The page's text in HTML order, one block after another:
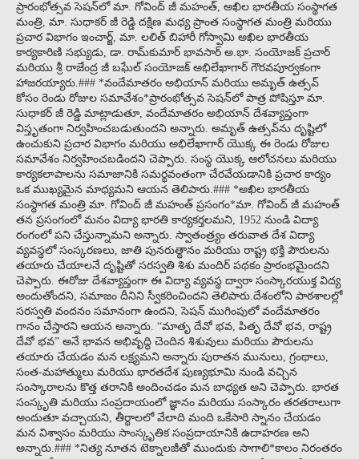
ప్రారంభోత్సవ సెషన్‌లో మా. గోవింద్ జీ మహంత్, అఖిల భారతీయ సంస్థాగత
మంత్రి, మా. సుధాకర్ జీ రెడ్డి దక్షిణ మధ్య ప్రాంత సంస్థాగత మంత్రి మరియు
ప్రచార విభాగం ఇంచార్జ్, మా. లలిత్ బిహారీ గోస్వామి అఖిల భారతీయ
కార్యకారిణి సభ్యుడు, డా. రామ్‌కుమార్ భావసార్ అ.భా. సంయోజక్ ప్రచార్
మరియు శ్రీ రాజేంద్ర జీ బఘేల్ సంయోజక్ అభిలేఖాగార్ గౌరవపూర్వకంగా
హాజరయ్యారు.### *వందేమాతరం అభియాన్ మరియు అమృత్ ఉత్సవ్
కోసం రెండు రోజుల సమావేశం*ప్రారంభోత్సవ సెషన్‌లో పాత్ర పోషిస్తూ మా.
సుధాకర్ జీ రెడ్డి మాట్లాడుతూ, వందేమాతరం అభియాన్ దేశవ్యాప్తంగా
విస్తృతంగా నిర్వహించబడుతుందని అన్నారు. అమృత్ ఉత్సవ్‌ను దృష్టిలో
ఉంచుకుని ప్రచార విభాగం మరియు అభిలేఖాగార్ యొక్క ఈ రెండు రోజుల
సమావేశం నిర్వహించబడిందని చెప్పారు. సంస్థ యొక్క ఆలోచనలు మరియు
కార్యకలాపాలను సమాజానికి సమర్థవంతంగా చేరవేయడానికి ప్రచార కార్యం
ఒక ముఖ్యమైన మాధ్యమని ఆయన తెలిపారు.### *అఖిల భారతీయ
సంస్థాగత మంత్రి మా. గోవింద్ జీ మహంత్ ప్రసంగం*మా. గోవింద్ జీ మహంత్
తన ప్రసంగంలో మనం విద్యా భారతి కార్యకర్తలమని, 1952 నుండి విద్యా
రంగంలో పని చేస్తున్నామని అన్నారు. స్వాతంత్ర్యం తరువాత దేశ విద్యా
వ్యవస్థలో సంస్కరణలు, జాతి పునరుత్థానం మరియు రాష్ట్ర భక్తి పౌరులను
తయారు చేయాలనే దృష్టితో సరస్వతి శిశు మందిర్ పథకం ప్రారంభమైందని
చెప్పారు. ఈరోజు దేశవ్యాప్తంగా ఈ విద్యా వ్యవస్థ ద్వారా సంస్కారయుక్త విద్య
అందుతోందని, సమాజం దీనిని స్వీకరించిందని తెలిపారు.దేశంలోని పాఠశాలల్లో
సరస్వతి వందనం సమానంగా ఉందని, సెషన్ ముగింపులో వందేమాతరం
గానం చేస్తారని ఆయన అన్నారు. “మాతృ దేవో భవ, పితృ దేవో భవ, రాష్ట్ర
దేవో భవ” అనే భావన అభివృద్ధి చెందిన శిశువులు మరియు పౌరులను
తయారు చేయడం మన లక్ష్యమని అన్నారు.పురాతన మునులు, గ్రంథాలు,
సంత-మహాత్ములు మరియు భారతదేశ పుణ్యభూమి నుండి వచ్చిన
సంస్కారాలను కొత్త తరానికి అందించడం మన బాధ్యత అని చెప్పారు. భారత
సంస్కృతి మరియు సంప్రదాయంలో జ్ఞానం మరియు సంస్కారం తరతరాలుగా
అందుతూ వచ్చాయని, తీర్థాలలో వేలాది మంది ఒకేసారి స్నానం చేయడం
మన విశ్వాసం మరియు సాంస్కృతిక సంప్రదాయానికి ఉదాహరణ అని
అన్నారు.### *నిత్య నూతన టెక్నాలజీతో ముందుకు సాగాలి*కాలం నిరంతరం